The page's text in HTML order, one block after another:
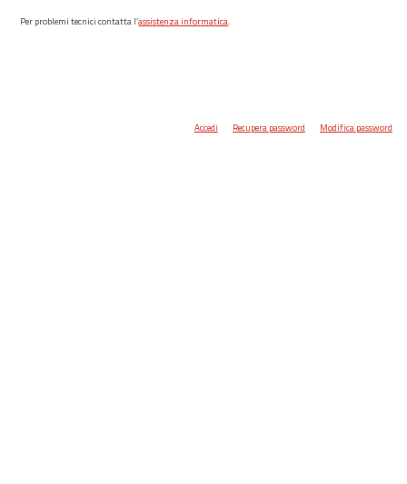
Per problemi tecnici contatta l’assistenza informatica.
Accedi Recupera password Modifica password